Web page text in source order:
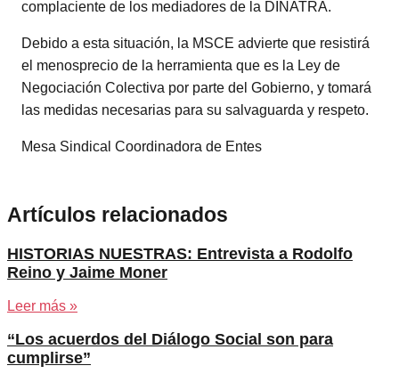
complaciente de los mediadores de la DINATRA.
Debido a esta situación, la MSCE advierte que resistirá
el menosprecio de la herramienta que es la Ley de
Negociación Colectiva por parte del Gobierno, y tomará
las medidas necesarias para su salvaguarda y respeto.
Mesa Sindical Coordinadora de Entes
Artículos relacionados
HISTORIAS NUESTRAS: Entrevista a Rodolfo
Reino y Jaime Moner
Leer más »
“Los acuerdos del Diálogo Social son para
cumplirse”